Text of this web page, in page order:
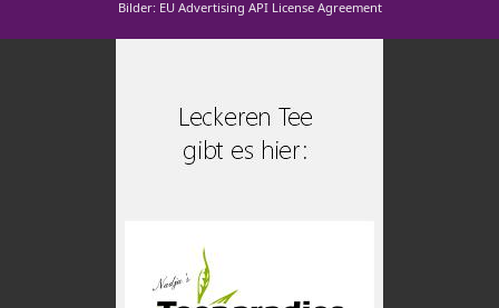
Bilder: EU Advertising API License Agreement